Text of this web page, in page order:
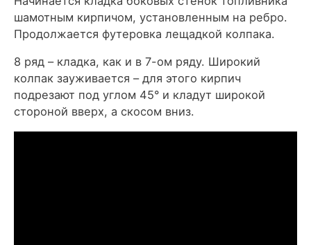
шамотным кирпичом, установленным на ребро.
Продолжается футеровка лещадкой колпака.
8 ряд – кладка, как и в 7-ом ряду. Широкий
колпак зауживается – для этого кирпич
подрезают под углом 45° и кладут широкой
стороной вверх, а скосом вниз.